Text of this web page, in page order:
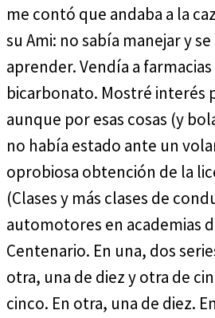
me contó que andaba a la
su Ami: no sabía manejar y se
aprender. Vendía a
bicarbonato. Mostré interés
aunque por esas cosas (y
no había estado ante un
oprobiosa obtención de la
(Clases y más clases de
automotores en academias
Centenario. En una, dos
otra, una de diez y otra de
cinco. En otra, una de diez.